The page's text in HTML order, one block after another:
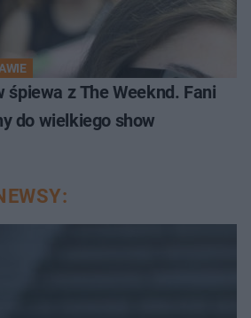
śpiewa z The Weeknd. Fani
do wielkiego show